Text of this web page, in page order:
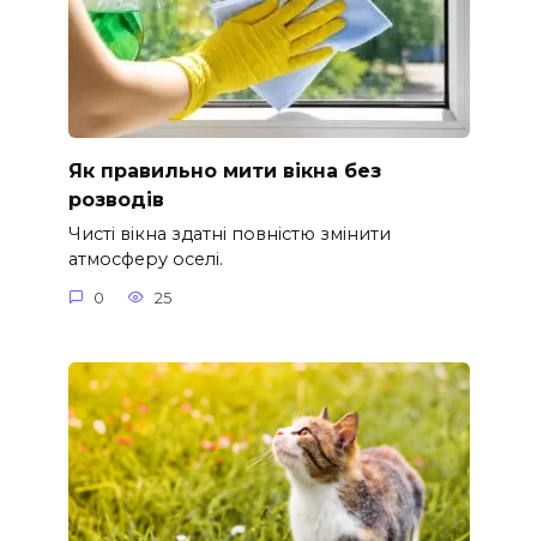
Як правильно мити вікна без
розводів
Чисті вікна здатні повністю змінити
атмосферу оселі.
0 25